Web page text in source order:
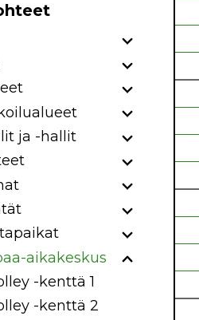
ja -hallit
aikakeskus
-kenttä 1
-kenttä 2